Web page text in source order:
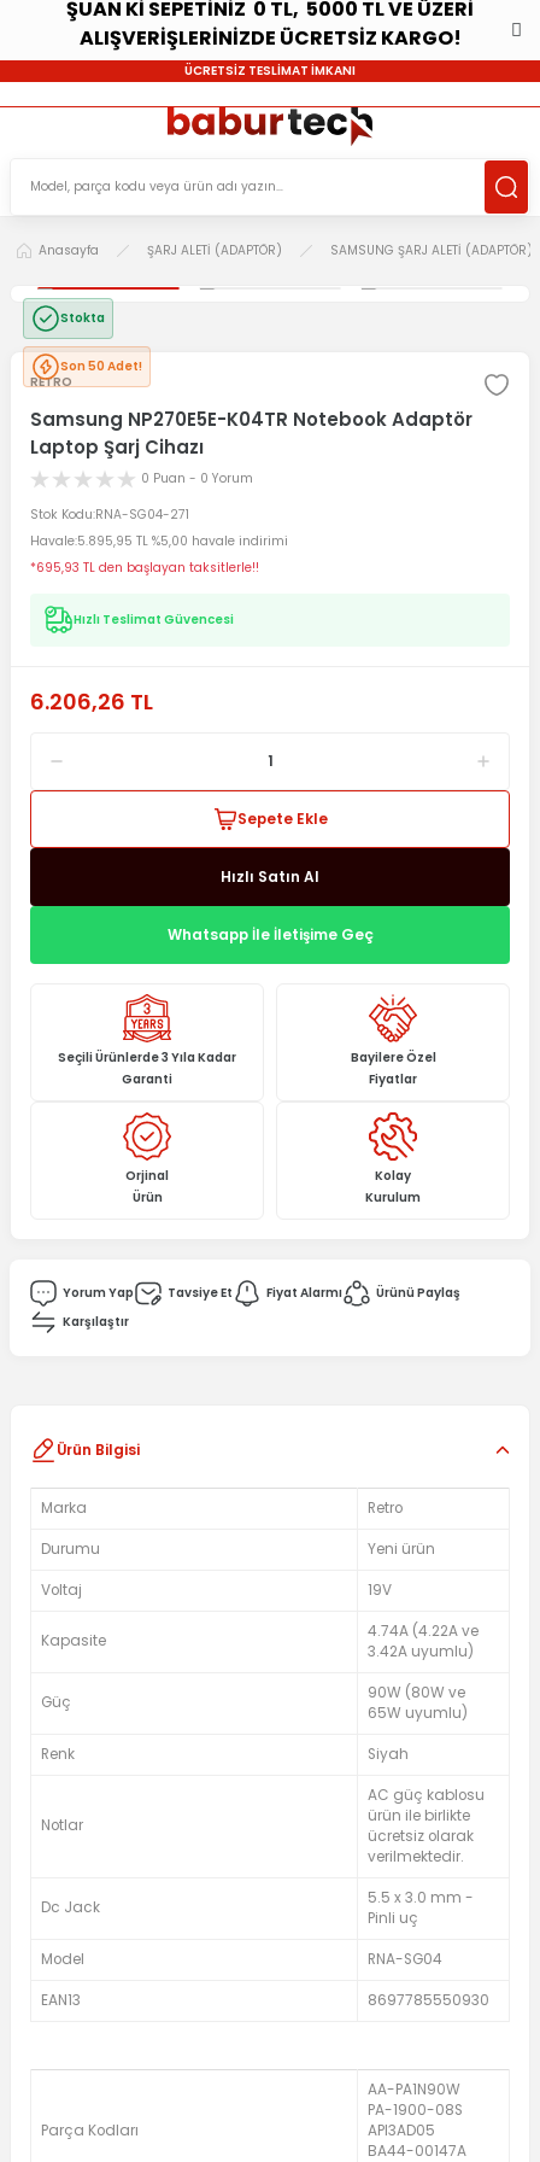
ŞUAN Kİ SEPETİNİZ 0 TL, 5000 TL VE ÜZERİ
ALIŞVERİŞLERİNİZDE ÜCRETSİZ KARGO!
ÜCRETSİZ TESLİMAT İMKANI
Anasayfa ŞARJ ALETİ (ADAPTÖR) SAMSUNG ŞARJ ALETİ (ADAPTÖR)
Stokta
Son 50 Adet!
RETRO
Samsung NP270E5E-K04TR Notebook Adaptör
Laptop Şarj Cihazı
0 Puan - 0 Yorum
Stok Kodu RNA-SG04-271
Havale 5.895,95 TL %5,00 havale indirimi
*695,93 TL den başlayan taksitlerle!!
Hızlı Teslimat Güvencesi
6.206,26 TL
Sepete Ekle
Hızlı Satın Al
Whatsapp İle İletişime Geç
Seçili Ürünlerde 3 Yıla Kadar
Garanti
Bayilere Özel
Fiyatlar
Orjinal
Ürün
Kolay
Kurulum
Yorum Yap Tavsiye Et Fiyat Alarmı
Ürünü Paylaş
Karşılaştır
Ürün Bilgisi
Marka Retro
Durumu Yeni ürün
Voltaj 19V
Kapasite
4.74A (4.22A ve
3.42A uyumlu)
Güç
90W (80W ve
65W uyumlu)
Renk Siyah
Notlar
AC güç kablosu
ürün ile birlikte
ücretsiz olarak
verilmektedir.
Dc Jack
5.5 x 3.0 mm -
Pinli uç
Model RNA-SG04
EAN13 8697785550930
Parça Kodları
AA-PA1N90W
PA-1900-08S
API3AD05
BA44-00147A